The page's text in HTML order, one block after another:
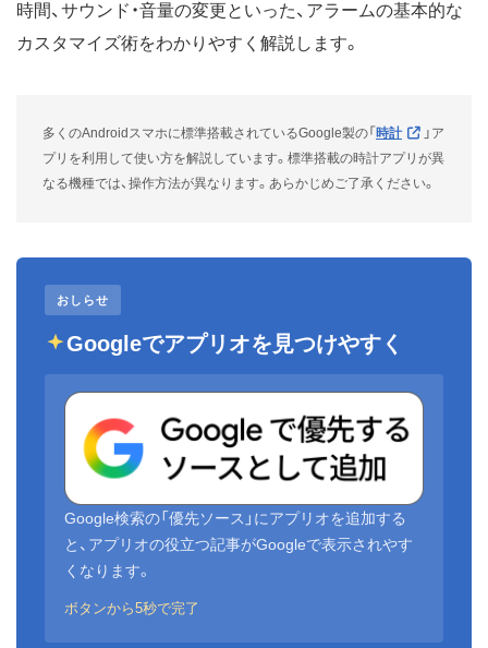
時間、サウンド・音量の変更といった、アラームの基本的な
カスタマイズ術をわかりやすく解説します。
多くのAndroidスマホに標準搭載されているGoogle製の「 時計
」ア
プリを利用して使い方を解説しています。標準搭載の時計アプリが異
なる機種では、操作方法が異なります。あらかじめご了承ください。
おしらせ
Googleでアプリオを見つけやすく
Google検索の「優先ソース」にアプリオを追加する
と、アプリオの役立つ記事がGoogleで表示されやす
くなります。
ボタンから5秒で完了